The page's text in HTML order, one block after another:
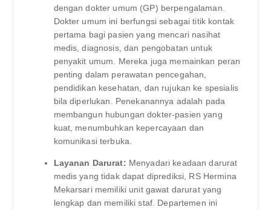
dengan dokter umum (GP) berpengalaman.
Dokter umum ini berfungsi sebagai titik kontak
pertama bagi pasien yang mencari nasihat
medis, diagnosis, dan pengobatan untuk
penyakit umum. Mereka juga memainkan peran
penting dalam perawatan pencegahan,
pendidikan kesehatan, dan rujukan ke spesialis
bila diperlukan. Penekanannya adalah pada
membangun hubungan dokter-pasien yang
kuat, menumbuhkan kepercayaan dan
komunikasi terbuka.
Layanan Darurat: Menyadari keadaan darurat
medis yang tidak dapat diprediksi, RS Hermina
Mekarsari memiliki unit gawat darurat yang
lengkap dan memiliki staf. Departemen ini